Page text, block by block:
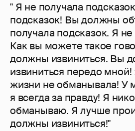
" Я не получала
подсказок! Вы должны
получала подсказок. Я
Как вы можете такое
должны извиниться. Вы
извиниться передо мной!
жизни не обманывала! У
я всегда за правду! Я
обманываю. Я лучше
должны извиниться!"